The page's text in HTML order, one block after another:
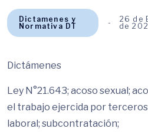
Dictamenes y
Normativa DT
26 de
de
Dictámenes
Ley N°21.643; acoso sexual;
el trabajo ejercida por
laboral; subcontratación;